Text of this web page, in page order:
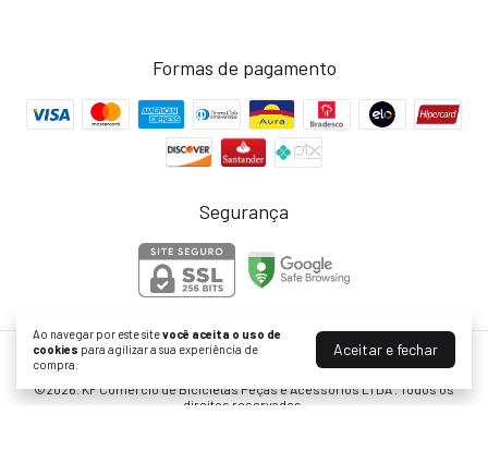
Ao navegar por este sitevocê aceita o uso de
cookies para agilizar a sua experiência de
compra.
Aceitar e fechar
Formas de pagamento
Segurança
KF Bikes | Peças para Bike com Ofertas no Site Oficial
©2026. KF Comércio de Bicicletas Peças e Acessórios LTDA . Todos os
direitos reservados.